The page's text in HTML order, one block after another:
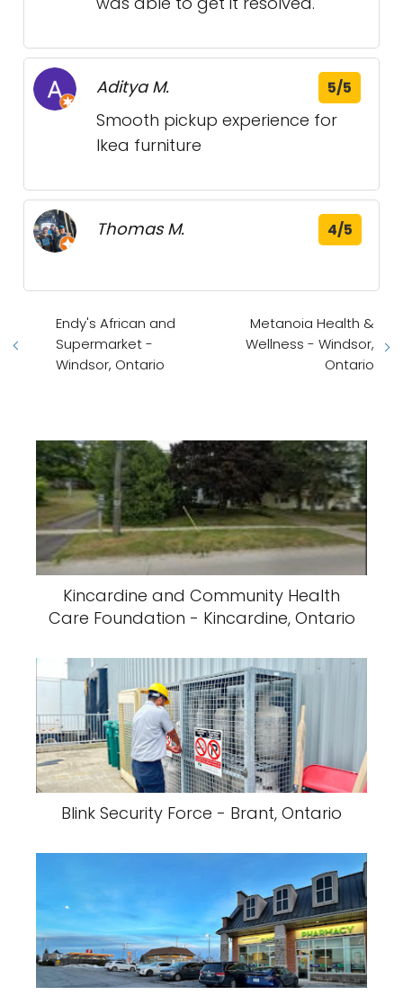
Aditya M. 5/5
Smooth pickup experience for
Ikea furniture
Thomas M. 4/5
Endy's African and
Supermarket -
Windsor, Ontario
Metanoia Health &
Wellness - Windsor,
Ontario
Kincardine and Community Health
Care Foundation - Kincardine, Ontario
Blink Security Force - Brant, Ontario